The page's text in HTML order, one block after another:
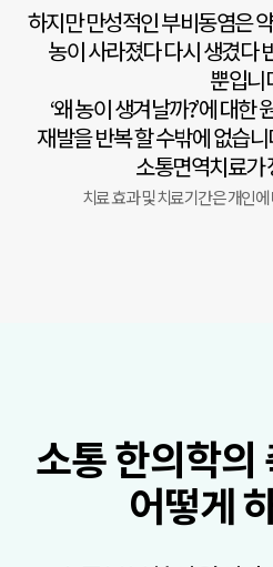
하지만 만성적인 부비동염은
농이 사라졌다 다시 생겼다
뿐입니
‘왜 농이 생겨날까?’에 대
재발을 반복 할 수밖에 없습
소통면역치료가
치료 효과 및 치료기간은 개인
소통 한의학의
어떻게